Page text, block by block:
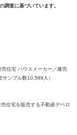
調査に基づいています。
住宅 ハウスメーカー／建売
ンプル数10,589人）
住宅を販売する不動産デベロ